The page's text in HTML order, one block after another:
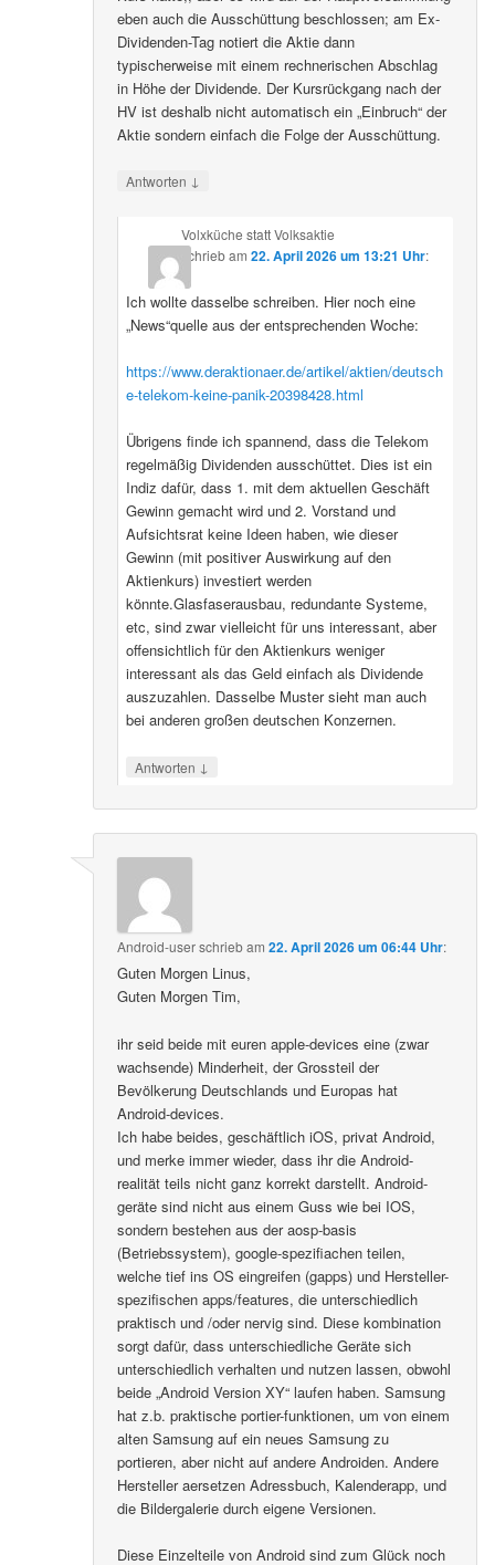
eben auch die Ausschüttung beschlossen; am Ex-
Dividenden-Tag notiert die Aktie dann
typischerweise mit einem rechnerischen Abschlag
in Höhe der Dividende. Der Kursrückgang nach der
HV ist deshalb nicht automatisch ein „Einbruch“ der
Aktie sondern einfach die Folge der Ausschüttung.
Antworten ↓
Volxküche statt Volksaktie
schriebam 22. April 2026 um 13:21 Uhr:
Ich wollte dasselbe schreiben. Hier noch eine
„News“quelle aus der entsprechenden Woche:
https://www.deraktionaer.de/artikel/aktien/deutsch
e-telekom-keine-panik-20398428.html
Übrigens finde ich spannend, dass die Telekom
regelmäßig Dividenden ausschüttet. Dies ist ein
Indiz dafür, dass 1. mit dem aktuellen Geschäft
Gewinn gemacht wird und 2. Vorstand und
Aufsichtsrat keine Ideen haben, wie dieser
Gewinn (mit positiver Auswirkung auf den
Aktienkurs) investiert werden
könnte.Glasfaserausbau, redundante Systeme,
etc, sind zwar vielleicht für uns interessant, aber
offensichtlich für den Aktienkurs weniger
interessant als das Geld einfach als Dividende
auszuzahlen. Dasselbe Muster sieht man auch
bei anderen großen deutschen Konzernen.
Antworten ↓
Android-userschriebam22. April 2026 um 06:44 Uhr:
Guten Morgen Linus,
Guten Morgen Tim,
ihr seid beide mit euren apple-devices eine (zwar
wachsende) Minderheit, der Grossteil der
Bevölkerung Deutschlands und Europas hat
Android-devices.
Ich habe beides, geschäftlich iOS, privat Android,
und merke immer wieder, dass ihr die Android-
realität teils nicht ganz korrekt darstellt. Android-
geräte sind nicht aus einem Guss wie bei IOS,
sondern bestehen aus der aosp-basis
(Betriebssystem), google-spezifiachen teilen,
welche tief ins OS eingreifen (gapps) und Hersteller-
spezifischen apps/features, die unterschiedlich
praktisch und /oder nervig sind. Diese kombination
sorgt dafür, dass unterschiedliche Geräte sich
unterschiedlich verhalten und nutzen lassen, obwohl
beide „Android Version XY“ laufen haben. Samsung
hat z.b. praktische portier-funktionen, um von einem
alten Samsung auf ein neues Samsung zu
portieren, aber nicht auf andere Androiden. Andere
Hersteller aersetzen Adressbuch, Kalenderapp, und
die Bildergalerie durch eigene Versionen.
Diese Einzelteile von Android sind zum Glück noch